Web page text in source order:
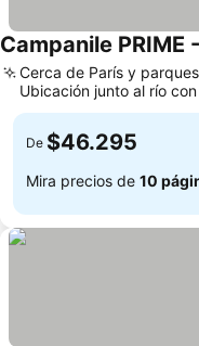
Campanile
Cerca de París y
Ubicación junto al río
panorámicas
De $46.295
Mira precios de 10